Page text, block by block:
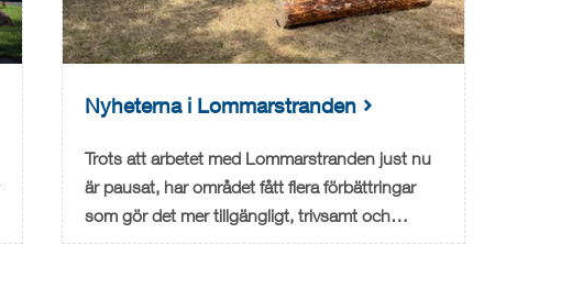
Nyheterna i Lommarstranden
Trots att arbetet med Lommarstranden just nu
är pausat, har området fått flera förbättringar
som gör det mer tillgängligt, trivsamt och
inbjudande.